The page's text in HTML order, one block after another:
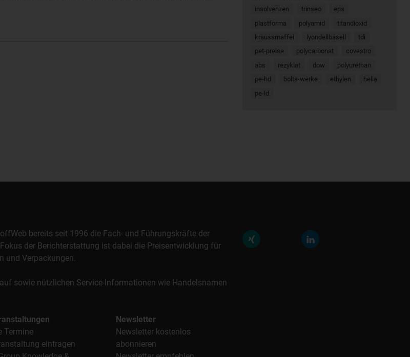
insolvenzen
trinseo
eps
plastforma
polyamid
titandioxid
kraussmaffei
lyondellbasell
tdi
pet-preise
polycarbonat
covestro
abs
rezyklat dow
polyurethan
pe-hd
bolta-werke ethylen
hella
pe-ld
bereits seit 1996 die Fach- und Führungskräfte der
der Berichterstattung ist dabei die Preisentwicklung für
und Verpackungen.
sowie nützlichen Service-Informationen wie Handelsnamen
Termine
eintragen
Newsletter
Newsletter kostenlos
abonnieren